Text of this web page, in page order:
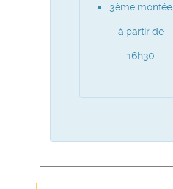
3ème montée
à partir de
16h30